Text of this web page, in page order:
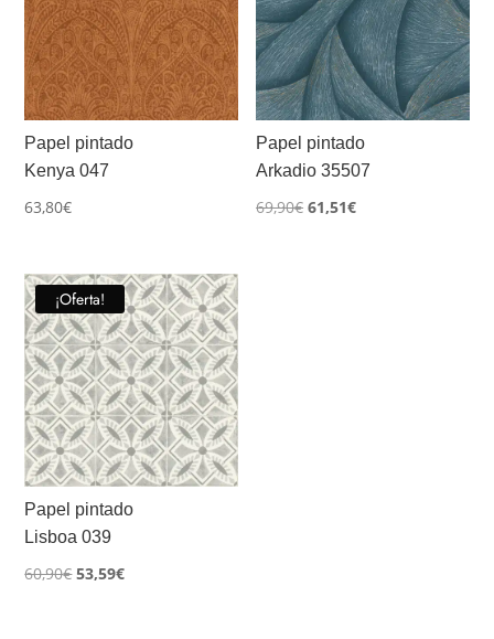
Papel pintado
Kenya 047
63,80€
Papel pintado
Arkadio 35507
69,90€ El
61,51€El
¡Oferta!
Papel pintado
Lisboa 039
60,90€El
53,59€El